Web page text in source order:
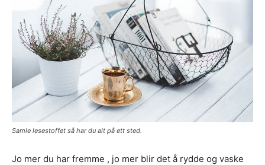
Samle lesestoffet så har du alt på ett sted.
Jo mer du har fremme , jo mer blir det å rydde og vaske